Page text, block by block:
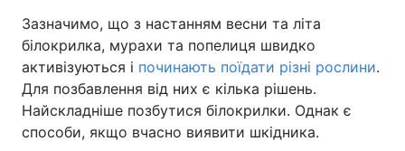
Зазначимо, що з настанням весни та літа
білокрилка, мурахи та попелиця швидко
активізуються і починають поїдати різні рослини.
Для позбавлення від них є кілька рішень.
Найскладніше позбутися білокрилки. Однак є
способи, якщо вчасно виявити шкідника.